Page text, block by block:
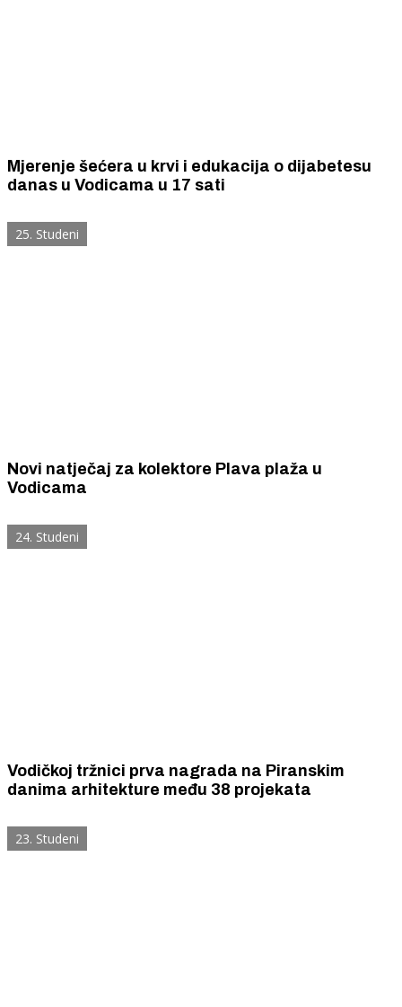
Mjerenje šećera u krvi i edukacija o dijabetesu
danas u Vodicama u 17 sati
25. Studeni
Novi natječaj za kolektore Plava plaža u
Vodicama
24. Studeni
Vodičkoj tržnici prva nagrada na Piranskim
danima arhitekture među 38 projekata
23. Studeni